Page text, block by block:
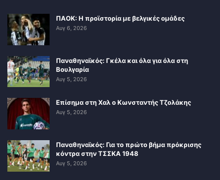
ΠΑΟΚ: Η προϊστορία με βελγικές ομάδες
Αυγ 6, 2026
Παναθηναϊκός: Γκέλα και όλα για όλα στη
Βουλγαρία
Αυγ 5, 2026
Επίσημα στη Χαλ ο Κωνσταντής Τζολάκης
Αυγ 5, 2026
Παναθηναϊκός: Για το πρώτο βήμα πρόκρισης
κόντρα στην ΤΣΣΚΑ 1948
Αυγ 5, 2026